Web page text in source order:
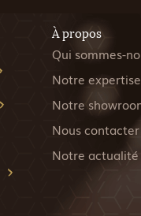
À propos
Qui sommes-
Notre expertise
Notre
Nous contacter
Notre actualité